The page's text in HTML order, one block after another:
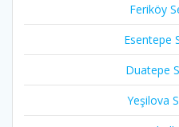
Feriköy
Esentepe
Duatepe
Yeşilova